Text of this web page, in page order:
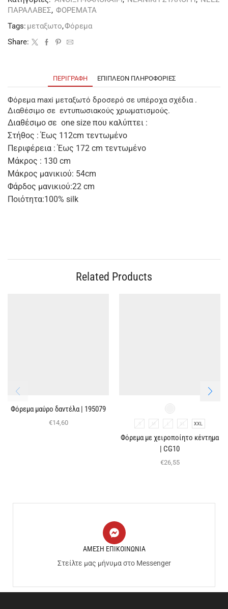
ΠΑΡΑΛΑΒΕΣ, ΦΟΡΕΜΑΤΑ
Tags: μεταξωτο,Φόρεμα
Share:
ΠΕΡΙΓΡΑΦΉ ΕΠΙΠΛΈΟΝ ΠΛΗΡΟΦΟΡΊΕΣ
Φόρεμα maxi μεταξωτό δροσερό σε υπέροχα σχέδια .
Διαθέσιμο σε εντυπωσιακούς χρωματισμούς.
Διαθέσιμο σε one size που καλύπτει :
Στήθος : Έως 112cm τεντωμένο
Περιφέρεια : Έως 172 cm τεντωμένο
Μάκρος : 130 cm
Μάκρος μανικιού: 54cm
Φάρδος μανικιού:22 cm
Ποιότητα:100% silk
Related Products
Φόρεμα μαύρο δαντέλα | 195079
€14,60 S M L XL XXL
Φόρεμα με χειροποίητο κέντημα
| CG10
€26,55
ΑΜΕΣΗ ΕΠΙΚΟΙΝΩΝΙΑ
Στείλτε μας μήνυμα στο Messenger